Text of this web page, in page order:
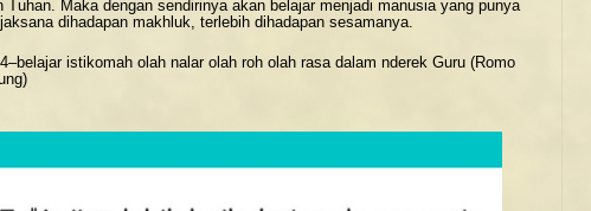
Tuhan. Maka dengan sendirinya akan belajar menjadi manusia yang punya
dihadapan makhluk, terlebih dihadapan sesamanya.
istikomah olah nalar olah roh olah rasa dalam nderek Guru (Romo